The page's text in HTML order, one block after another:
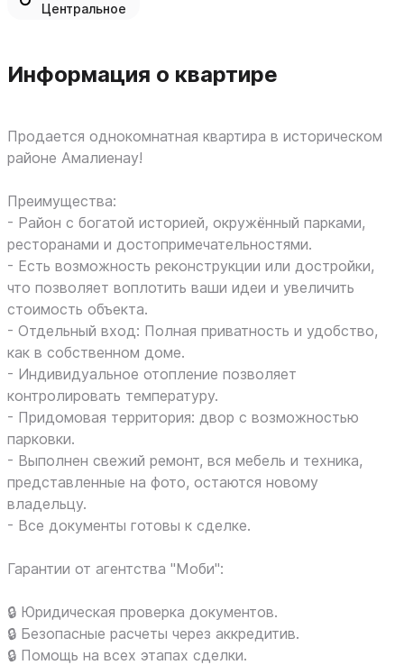
Центральное
Информация о квартире
Продается однокомнатная квартира в историческом
районе Амалиенау!
Преимущества:
- Район с богатой историей, окружённый парками,
ресторанами и достопримечательностями.
- Есть возможность реконструкции или достройки,
что позволяет воплотить ваши идеи и увеличить
стоимость объекта.
- Отдельный вход: Полная приватность и удобство,
как в собственном доме.
- Индивидуальное отопление позволяет
контролировать температуру.
- Придомовая территория: двор с возможностью
парковки.
- Выполнен свежий ремонт, вся мебель и техника,
представленные на фото, остаются новому
владельцу.
- Все документы готовы к сделке.
Гарантии от агентства "Моби":
🔒 Юридическая проверка документов.
🔒 Безопасные расчеты через аккредитив.
🔒 Помощь на всех этапах сделки.